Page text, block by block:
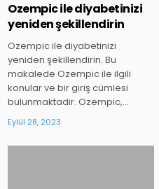
Ozempic ile diyabetinizi
yeniden şekillendirin
Ozempic ile diyabetinizi
yeniden şekillendirin. Bu
makalede Ozempic ile ilgili
konular ve bir giriş cümlesi
bulunmaktadır. Ozempic,…
Eylül 28, 2023